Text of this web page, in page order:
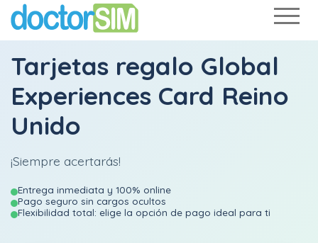
Tarjetas regalo Global
Experiences Card Reino
Unido
¡Siempre acertarás!
Entrega inmediata y 100% online
Pago seguro sin cargos ocultos
Flexibilidad total: elige la opción de pago ideal para ti